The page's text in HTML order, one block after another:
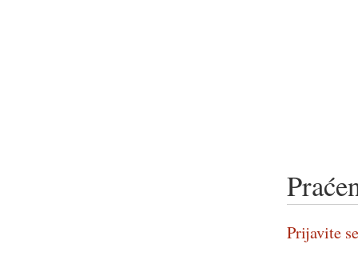
Prijavite